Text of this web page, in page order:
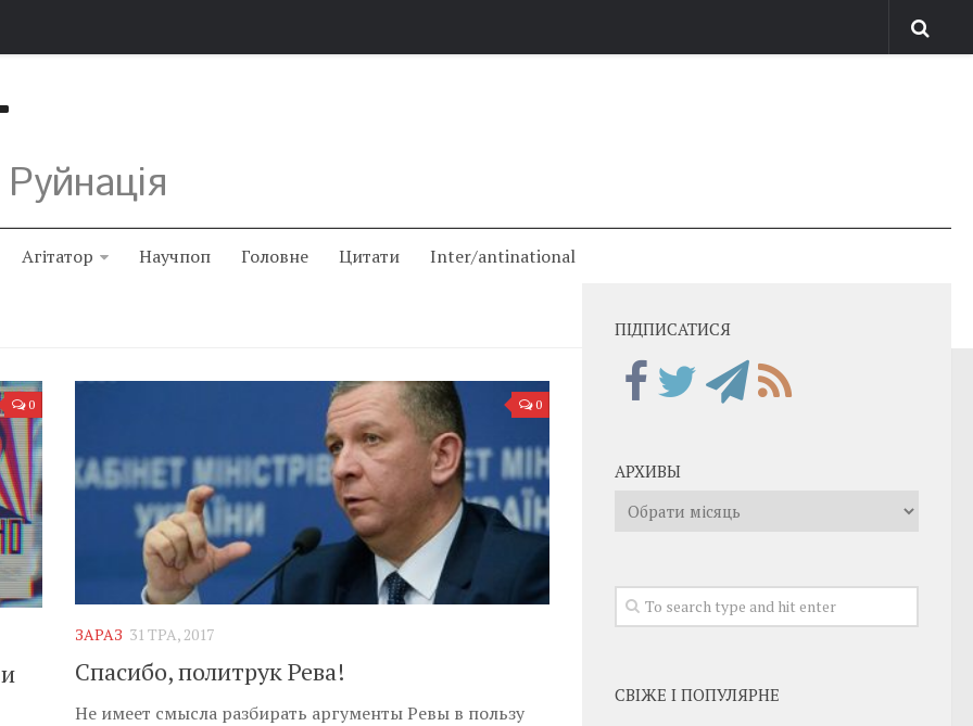
Агітатор Научпоп Головне Цитати Inter/antinational
0 0
ЗАРАЗ 31 ТРА, 2017
Спасибо, политрук Рева!
Не имеет смысла разбирать аргументы Ревы в пользу
ПІДПИСАТИСЯ
АРХИВЫ
Архивы
СВІЖЕ І ПОПУЛЯРНЕ